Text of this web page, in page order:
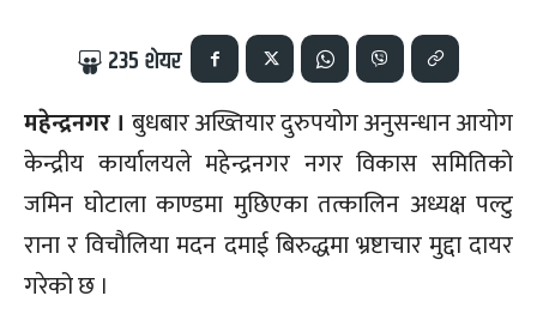
235शेयर
महेन्द्रनगर । बुधबार अख्तियार दुरुपयोग अनुसन्धान आयोग
केन्द्रीय कार्यालयले महेन्द्रनगर नगर विकास समितिको
जमिन घोटाला काण्डमा मुछिएका तत्कालिन अध्यक्ष पल्टु
राना र विचौलिया मदन दमाई बिरुद्धमा भ्रष्टाचार मुद्दा दायर
गरेको छ ।